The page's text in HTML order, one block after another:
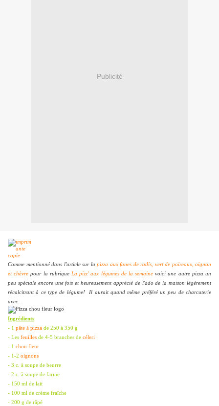
Publicité
Comme mentionné dans l'article sur la pizza aux fanes de radis, vert de poireaux, oignon
et chèvre pour la rubrique La pizz' aux légumes de la semaine voici une autre pizza un
peu spéciale encore une fois et heureusement apprécié de l'ado de la maison légèrement
récalcitrant à ce type de légume! Il aurait quand même préféré un peu de charcuterie
avec...
Ingrédients
- 1 pâte à pizza de 250 à 350 g
- Les feuilles de 4-5 branches de céleri
- 1 chou fleur
- 1-2 oignons
- 3 c. à soupe de beurre
- 2 c. à soupe de farine
- 150 ml de lait
- 100 ml de crème fraîche
- 200 g de râpé